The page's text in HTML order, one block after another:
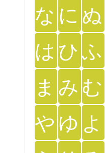
な に ぬ
は ひふ
ま み む
や ゆ よ